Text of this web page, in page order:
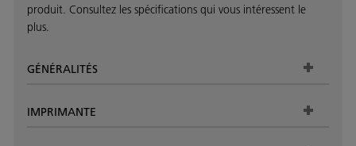
produit. Consultez les spécifications qui vous intéressent le
plus.
GÉNÉRALITÉS
IMPRIMANTE